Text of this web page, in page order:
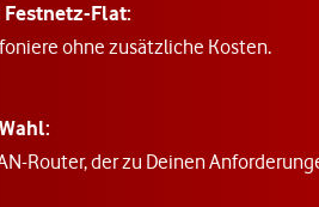
Flat:
ohne zusätzliche Kosten.
Router, der zu Deinen